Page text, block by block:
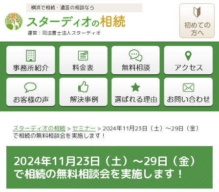
横浜で相続・遺言の相談なら
スターディオの相続 >セミナー >2024年11月23日（土）～29日（金）
で相続の無料相談会を実施します！
2024年11月23日（土）～29日（金）
で相続の無料相談会を実施します！